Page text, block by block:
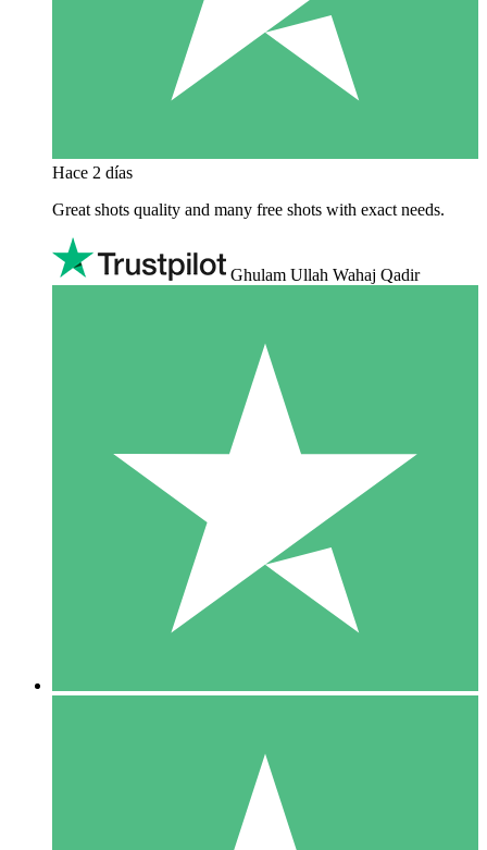
Hace 2 días
Great shots quality and many free shots with exact needs.
Ghulam Ullah Wahaj Qadir